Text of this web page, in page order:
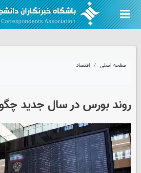
صفحه اصلی اقتصاد
روند بورس در سال جدید